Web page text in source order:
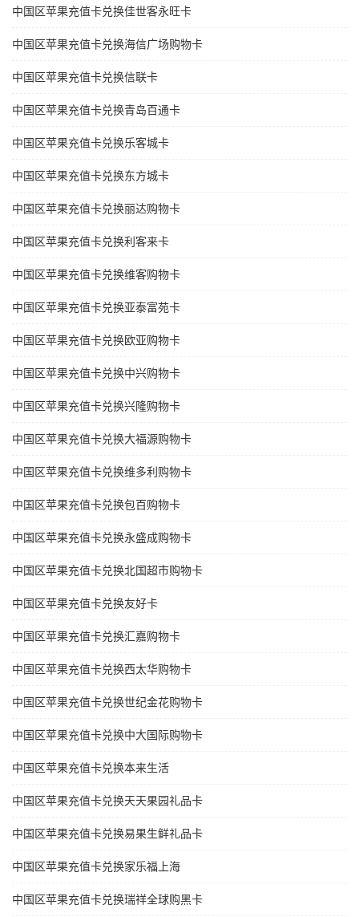
中国区苹果充值卡兑换佳世客永旺卡
中国区苹果充值卡兑换海信广场购物卡
中国区苹果充值卡兑换信联卡
中国区苹果充值卡兑换青岛百通卡
中国区苹果充值卡兑换乐客城卡
中国区苹果充值卡兑换东方城卡
中国区苹果充值卡兑换丽达购物卡
中国区苹果充值卡兑换利客来卡
中国区苹果充值卡兑换维客购物卡
中国区苹果充值卡兑换亚泰富苑卡
中国区苹果充值卡兑换欧亚购物卡
中国区苹果充值卡兑换中兴购物卡
中国区苹果充值卡兑换兴隆购物卡
中国区苹果充值卡兑换大福源购物卡
中国区苹果充值卡兑换维多利购物卡
中国区苹果充值卡兑换包百购物卡
中国区苹果充值卡兑换永盛成购物卡
中国区苹果充值卡兑换北国超市购物卡
中国区苹果充值卡兑换友好卡
中国区苹果充值卡兑换汇嘉购物卡
中国区苹果充值卡兑换西太华购物卡
中国区苹果充值卡兑换世纪金花购物卡
中国区苹果充值卡兑换中大国际购物卡
中国区苹果充值卡兑换本来生活
中国区苹果充值卡兑换天天果园礼品卡
中国区苹果充值卡兑换易果生鲜礼品卡
中国区苹果充值卡兑换家乐福上海
中国区苹果充值卡兑换瑞祥全球购黑卡